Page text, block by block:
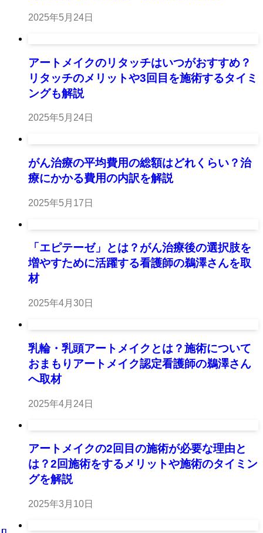
2025年5月24日
アートメイクのリタッチはいつがおすすめ？
リタッチのメリットや3回目を施術するタイミ
ングも解説
2025年5月24日
がん治療の平均費用の総額はどれくらい？治
療にかかる費用の内訳を解説
2025年5月17日
「エピテーゼ」とは？がん治療後の選択肢を
増やすために活躍する看護師の鵜澤さんを取
材
2025年4月30日
乳輪・乳頭アートメイクとは？施術について
おまもりアートメイク認定看護師の鵜澤さん
へ取材
2025年4月24日
アートメイクの2回目の施術が必要な理由と
は？2回施術をするメリットや施術のタイミン
グを解説
2025年3月10日